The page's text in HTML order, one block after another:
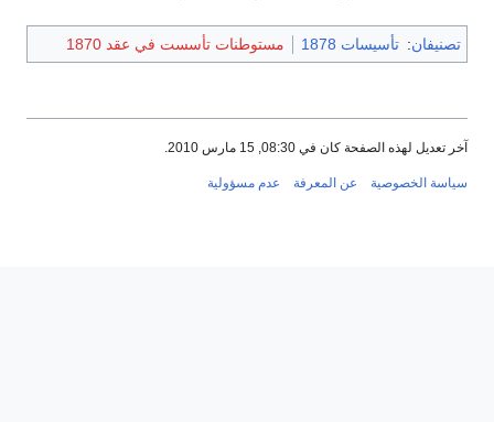
تصنيفان: تأسيسات 1878 مستوطنات تأسست في عقد 1870
آخر تعديل لهذه الصفحة كان في 08:30, 15 مارس 2010.
سياسة الخصوصية عن المعرفة عدم مسؤولية